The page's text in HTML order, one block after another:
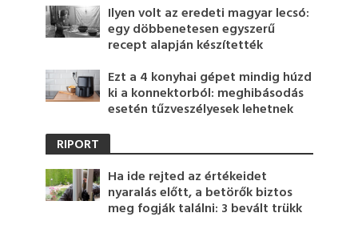
Ilyen volt az eredeti magyar lecsó:
egy döbbenetesen egyszerű
recept alapján készítették
Ezt a 4 konyhai gépet mindig húzd
ki a konnektorból: meghibásodás
esetén tűzveszélyesek lehetnek
RIPORT
Ha ide rejted az értékeidet
nyaralás előtt, a betörők biztos
meg fogják találni: 3 bevált trükk